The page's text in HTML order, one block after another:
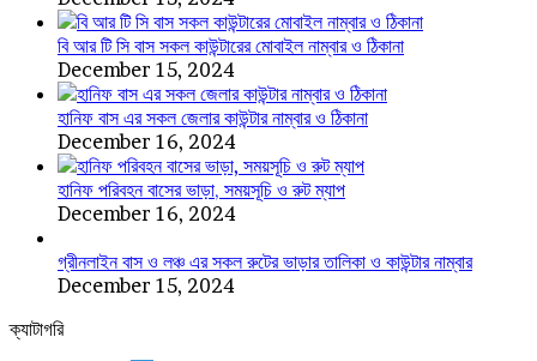
বি আর টি সি বাস সকল কাউন্টারের মোবাইল নাম্বার ও ঠিকানা
December 15, 2024
হানিফ বাস এর সকল জেলার কাউন্টার নাম্বার ও ঠিকানা
December 16, 2024
হানিফ পরিবহন বাসের ভাড়া, সময়সূচি ও রুট ম্যাপ
December 16, 2024
গ্রীনলাইন বাস ও লঞ্চ এর সকল রুটের ভাড়ার তালিকা ও কাউন্টার নাম্বার
December 15, 2024
ক্যাটাগরি